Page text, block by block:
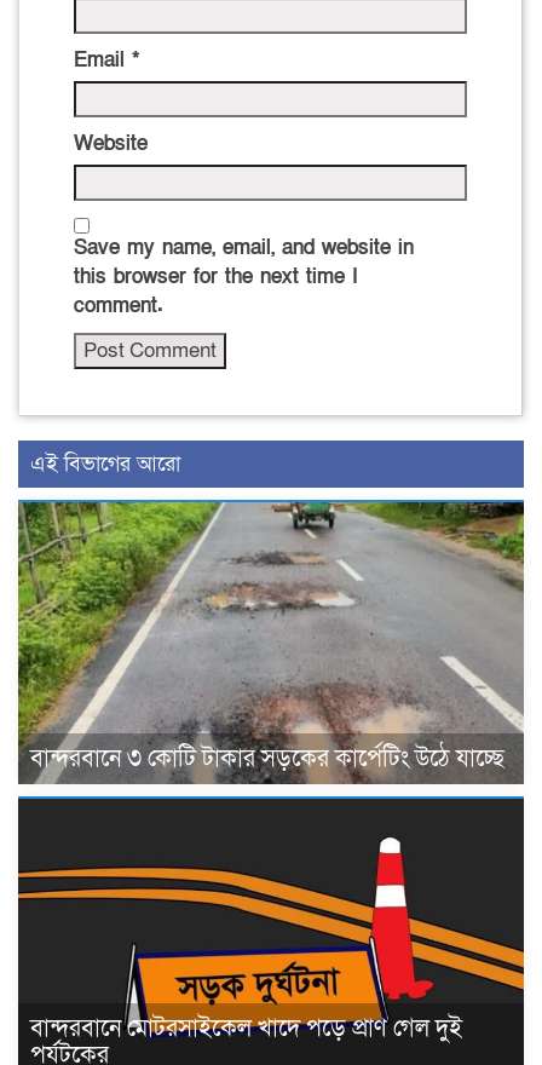
Email *
Website
Save my name, email, and website in
this browser for the next time I
comment.
এই বিভাগের আরো
বান্দরবানে ৩ কোটি টাকার সড়কের কার্পেটিং উঠে যাচ্ছে
বান্দরবানে মোটরসাইকেল খাদে পড়ে প্রাণ গেল দুই
পর্যটকের